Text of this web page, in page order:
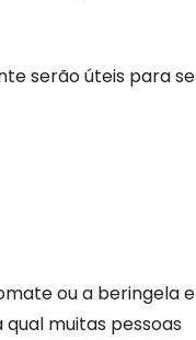
serão úteis para se
ou a beringela e
muitas pessoas